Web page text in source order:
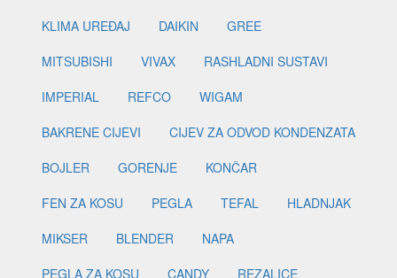
KLIMA UREĐAJ
DAIKIN
GREE
MITSUBISHI
VIVAX
RASHLADNI SUSTAVI
IMPERIAL
REFCO
WIGAM
BAKRENE CIJEVI
CIJEV ZA ODVOD KONDENZATA
BOJLER
GORENJE
KONČAR
FEN ZA KOSU
PEGLA TEFAL
HLADNJAK
MIKSER
BLENDER
NAPA
PEGLA ZA KOSU
CANDY
REZALICE